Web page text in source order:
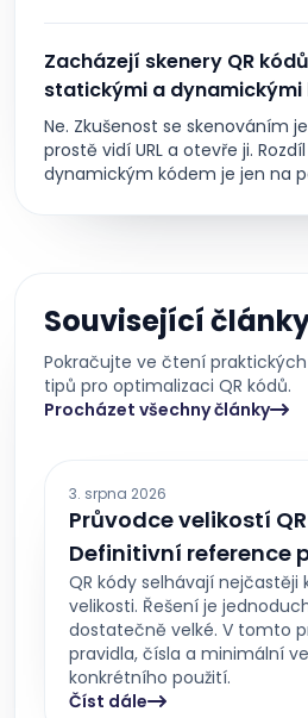
Zacházejí skenery QR
statickými a dynamickými
Ne. Zkušenost se skenováním
prostě vidí URL a otevře ji.
dynamickým kódem je jen na
Související
Pokračujte ve čtení
tipů pro optimalizaci QR kódů.
Procházet všechny články
3. srpna 2026
Průvodce velikostí
Definitivní reference
QR kódy selhávají nejčastěji
velikosti. Řešení je
dostatečně velké. V tomto
pravidla, čísla a minimální
konkrétního použití.
Číst dále